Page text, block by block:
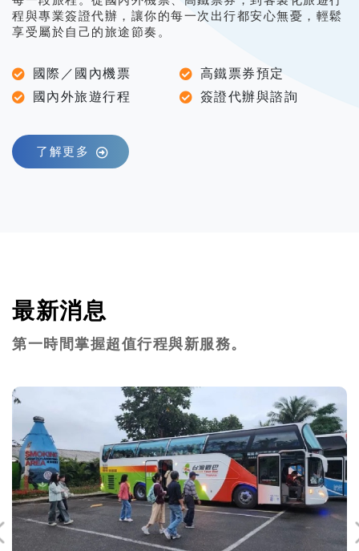
程與專業簽證代辦， 讓你的每一次出行都安心無憂，輕鬆
享受屬於自己的旅途節奏。
國際／國內機票
高鐵票券預定
國內外旅遊行程
簽證代辦與諮詢
了解更多
最新消息
第一時間掌握超值行程與新服務。